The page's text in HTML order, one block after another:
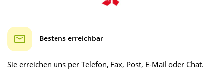
Bestens erreichbar
Sie erreichen uns per Telefon, Fax, Post, E-Mail oder Chat.